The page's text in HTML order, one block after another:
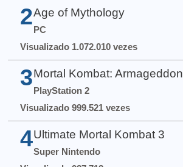
2 Age of Mythology
PC
Visualizado 1.072.010 vezes
3 Mortal Kombat: Armageddon
PlayStation 2
Visualizado 999.521 vezes
4 Ultimate Mortal Kombat 3
Super Nintendo